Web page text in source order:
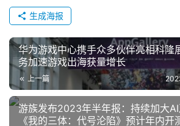
生成海报
华为游戏中心携手众多伙伴亮相科隆
务加速游戏出海获量增长
上一篇
游族发布2023年半年报：持续加大AI
《我的三体：代号沦陷》预计年内开